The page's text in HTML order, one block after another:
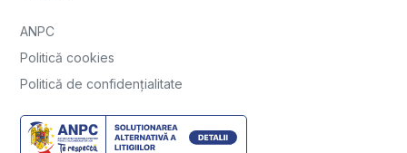
ANPC
Politică cookies
Politică de confidențialitate